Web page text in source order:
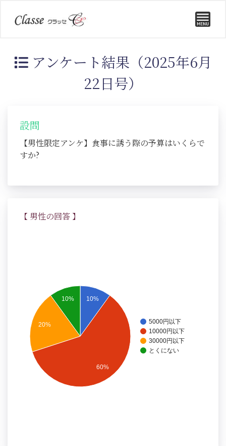
アンケート結果（2025年6月
22日号）
設問
【男性限定アンケ】食事に誘う際の予算はいくらで
すか?
【 男性の回答 】
5000円以下
10000円以下
30000円以下
とくにない
10%
10%
20%
60%